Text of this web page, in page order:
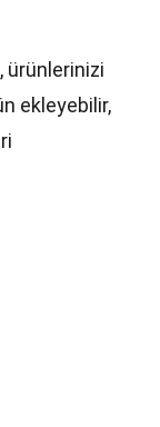
ürünlerinizi
ekleyebilir,